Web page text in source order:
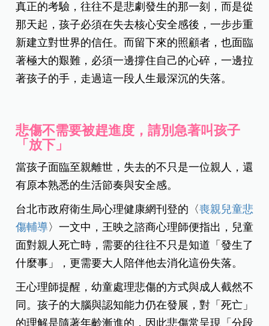
真正的考驗，往往不是悲劇發生的那一刻，而是從
那天起，孩子必須在失去核心安全感後，一步步重
新建立對世界的信任。而留下來的照顧者，也面臨
著極大的艱難，必須一邊撐住自己的心碎，一邊拉
著孩子的手，走過這一段人生最深沉的失落。
悲傷不需要被趕進度，請別急著叫孩子
「放下」
當孩子面臨至親離世，失去的不只是一位親人，還
有原本熟悉的生活節奏與安全感。
台北市政府衛生局心理健康網刊登的〈喪親兒童悲
傷輔導〉一文中，王映之諮商心理師便指出，兒童
面對親人死亡時，需要的往往不只是知道「發生了
什麼事」，更需要大人陪伴他去消化這份失落。
王心理師提醒，幼童處理悲傷的方式與成人截然不
同。孩子的大腦與認知能力仍在發展，對「死亡」
的理解是隨著年齡漸進的，因此悲傷常呈現「分段